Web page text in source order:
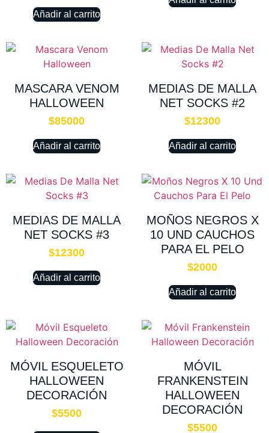
Añadir al carrito
MASCARA VENOM
HALLOWEEN
$85000
Añadir al carrito
MEDIAS DE MALLA
NET SOCKS #2
$12300
Añadir al carrito
MEDIAS DE MALLA
NET SOCKS #3
$12300
Añadir al carrito
MOÑOS NEGROS X
10 UND CAUCHOS
PARA EL PELO
$2000
Añadir al carrito
MÓVIL ESQUELETO
HALLOWEEN
DECORACIÓN
$5500
MÓVIL
FRANKENSTEIN
HALLOWEEN
DECORACIÓN
$5500